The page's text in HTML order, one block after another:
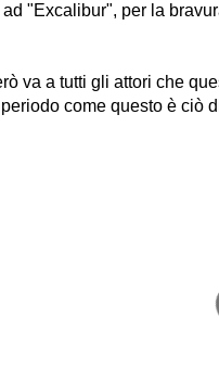
ad "Excalibur", per la
va a tutti gli attori che
come questo è ciò